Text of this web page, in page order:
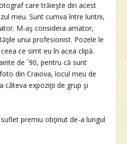
care trăieşte din acest
meu. Sunt cumva între luntrii,
M-aş considera amator,
unui profesionist. Pozele le
ce simt eu în acea clipă.
de `90, pentru că sunt
din Craiova, locul meu de
câteva expoziţii de grup şi
premiu obţinut de-a lungul